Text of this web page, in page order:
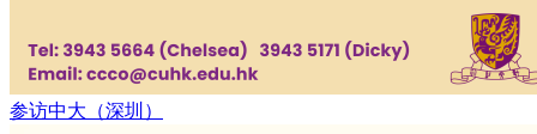
参访中⼤（深圳）